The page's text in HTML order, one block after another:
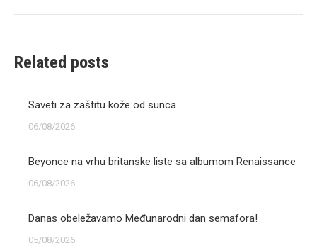
Related posts
Saveti za zaštitu kože od sunca
06/08/2026
Beyonce na vrhu britanske liste sa albumom Renaissance
06/08/2026
Danas obeležavamo Međunarodni dan semafora!
05/08/2026